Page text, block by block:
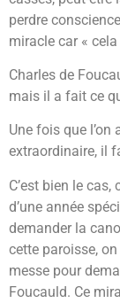
perdre
miracle car «
Charles de
mais il a fait ce
Une fois que l’on
extraordinaire, il
C’est bien le
d’une année
demander la
cette paroisse,
messe pour
Foucauld. Ce